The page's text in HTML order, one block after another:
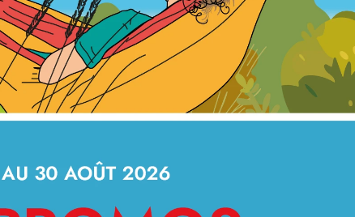
à la
- Port Camargue.